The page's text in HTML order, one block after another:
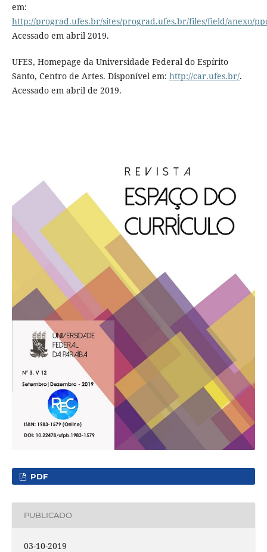
em:
http://prograd.ufes.br/sites/prograd.ufes.br/files/field/anexo/
Acessado em abril 2019.
UFES, Homepage da Universidade Federal do Espírito
Santo, Centro de Artes. Disponível em: http://car.ufes.br/.
Acessado em abril de 2019.
PDF
PUBLICADO
03-10-2019